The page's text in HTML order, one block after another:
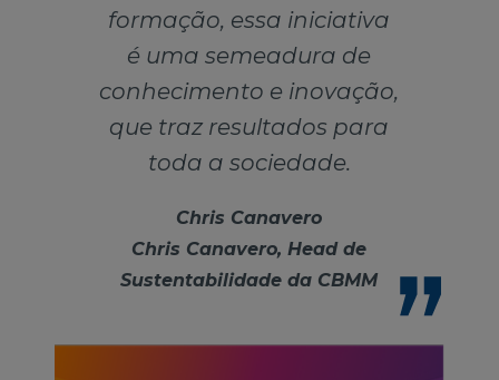
formação, essa iniciativa
é uma semeadura de
conhecimento e inovação,
que traz resultados para
toda a sociedade.
Chris Canavero
Chris Canavero, Head de
Sustentabilidade da CBMM